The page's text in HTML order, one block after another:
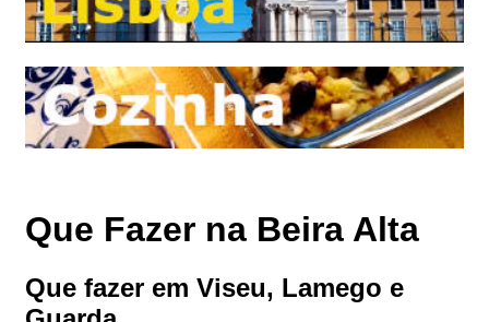
Que Fazer na Beira Alta
Que fazer em Viseu, Lamego e